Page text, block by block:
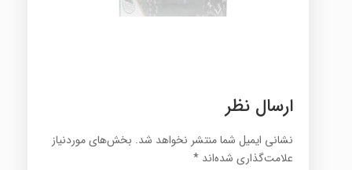
ارسال نظر
نشانی ایمیل شما منتشر نخواهد شد. بخش‌های موردنیاز
علامت‌گذاری شده‌اند *